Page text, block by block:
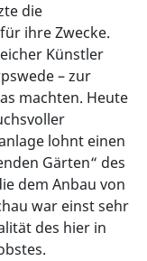
die
ihre Zwecke.
Künstler
– zur
machten. Heute
lohnt einen
Gärten“ des
dem Anbau von
war einst sehr
des hier in